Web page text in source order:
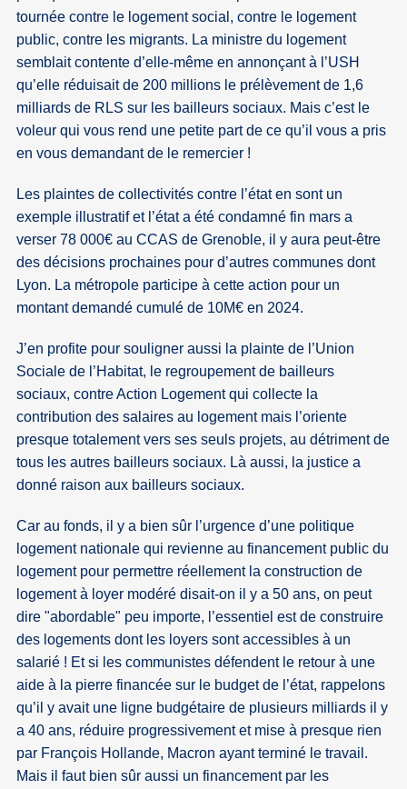
tournée contre le logement social, contre le logement
public, contre les migrants. La ministre du logement
semblait contente d’elle-même en annonçant à l’USH
qu’elle réduisait de 200 millions le prélèvement de 1,6
milliards de RLS sur les bailleurs sociaux. Mais c’est le
voleur qui vous rend une petite part de ce qu’il vous a pris
en vous demandant de le remercier !
Les plaintes de collectivités contre l’état en sont un
exemple illustratif et l’état a été condamné fin mars a
verser 78 000€ au CCAS de Grenoble, il y aura peut-être
des décisions prochaines pour d’autres communes dont
Lyon. La métropole participe à cette action pour un
montant demandé cumulé de 10M€ en 2024.
J’en profite pour souligner aussi la plainte de l’Union
Sociale de l’Habitat, le regroupement de bailleurs
sociaux, contre Action Logement qui collecte la
contribution des salaires au logement mais l’oriente
presque totalement vers ses seuls projets, au détriment de
tous les autres bailleurs sociaux. Là aussi, la justice a
donné raison aux bailleurs sociaux.
Car au fonds, il y a bien sûr l’urgence d’une politique
logement nationale qui revienne au financement public du
logement pour permettre réellement la construction de
logement à loyer modéré disait-on il y a 50 ans, on peut
dire "abordable" peu importe, l’essentiel est de construire
des logements dont les loyers sont accessibles à un
salarié ! Et si les communistes défendent le retour à une
aide à la pierre financée sur le budget de l’état, rappelons
qu’il y avait une ligne budgétaire de plusieurs milliards il y
a 40 ans, réduire progressivement et mise à presque rien
par François Hollande, Macron ayant terminé le travail.
Mais il faut bien sûr aussi un financement par les